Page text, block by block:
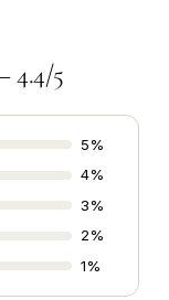
4.4/5
5%
4%
3%
2%
1%